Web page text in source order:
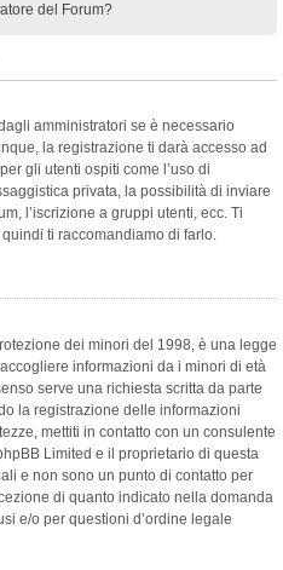
del Forum?
amministratori se è necessario
la registrazione ti darà accesso ad
gli utenti ospiti come l’uso di
privata, la possibilità di inviare
l’iscrizione a gruppi utenti, ecc. Ti
ti raccomandiamo di farlo.
dei minori del 1998, è una legge
informazioni da i minori di età
serve una richiesta scritta da parte
la registrazione delle informazioni
mettiti in contatto con un consulente
Limited e il proprietario di questa
e non sono un punto di contatto per
di quanto indicato nella domanda
e/o per questioni d’ordine legale